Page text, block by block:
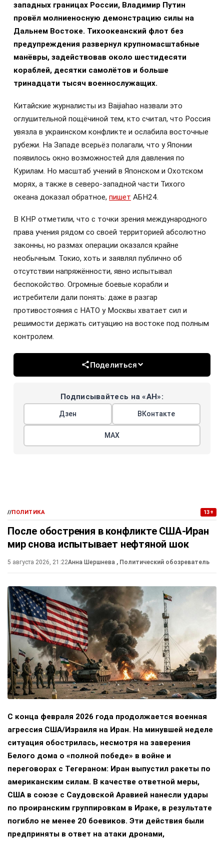
западных границах России, Владимир Путин
провёл молниеносную демонстрацию силы на
Дальнем Востоке. Тихоокеанский флот без
предупреждения развернул крупномасштабные
манёвры, задействовав около шестидесяти
кораблей, десятки самолётов и больше
тринадцати тысяч военнослужащих.
Китайские журналисты из Baijiahao назвали это
оглушительной пощёчиной тем, кто считал, что Россия
увязла в украинском конфликте и ослабила восточные
рубежи. На Западе всерьёз полагали, что у Японии
появилось окно возможностей для давления по
Курилам. Но масштаб учений в Японском и Охотском
морях, а также в северо-западной части Тихого
океана доказал обратное, пишет АБН24.
В КНР отметили, что с точки зрения международного
права учения рядом со своей территорией абсолютно
законны, но размах операции оказался крайне
необычным. Токио, хоть и заявлял публично об
отсутствии напряжённости, явно испытывал
беспокойство. Огромные боевые корабли и
истребители дали понять: даже в разгар
противостояния с НАТО у Москвы хватает сил и
решимости держать ситуацию на востоке под полным
контролем.
Поделиться
Подписывайтесь на «АН»:
Дзен ВКонтакте
МАХ
//ПОЛИТИКА 13+
После обострения в конфликте США-Иран
мир снова испытывает нефтяной шок
5 августа 2026, 21:22Анна Шершнева , Политический обозреватель
С конца февраля 2026 года продолжается военная
агрессия США/Израиля на Иран. На минувшей неделе
ситуация обострилась, несмотря на заверения
Белого дома о «полной победе» в войне и
переговорах с Тегераном: Иран выпустил ракеты по
американским силам. В качестве ответной меры,
США в союзе с Саудовской Аравией нанесли удары
по проиранским группировкам в Ираке, в результате
погибло не менее 20 боевиков. Эти действия были
предприняты в ответ на атаки дронами,